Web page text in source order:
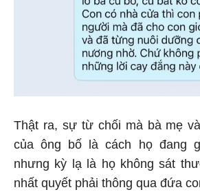
Thật ra, sự từ chối mà bà mẹ
của ông bố là cách họ đang
nhưng kỳ lạ là họ không sát
nhất quyết phải thông qua đứa